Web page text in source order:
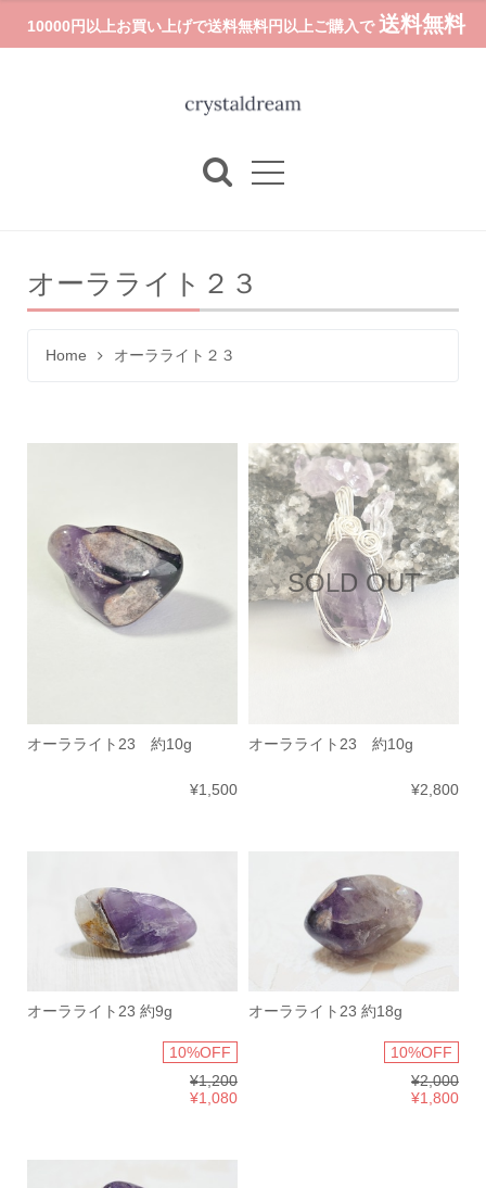
10000円以上お買い上げで送料無料円以上ご購入で 送料無料
オーラライト２３
Home オーラライト２３
オーラライト23 約10g
¥1,500
SOLD OUT
オーラライト23 約10g
¥2,800
オーラライト23 約9g
10%OFF
¥1,200
¥1,080
オーラライト23 約18g
10%OFF
¥2,000
¥1,800